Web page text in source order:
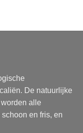
De natuurlijke
alle
en fris, en